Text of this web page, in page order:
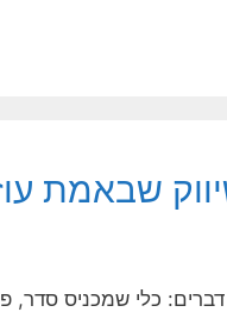
שבאמת
דברים: כלי שמכניס